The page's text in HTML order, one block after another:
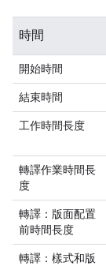
時間
開始時間
結束時間
工作時間長度
轉譯作業時間長
度
轉譯：版面配置
前時間長度
轉譯：樣式和版